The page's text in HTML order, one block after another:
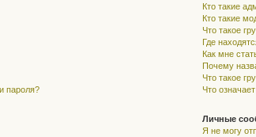
пароля?
Кто такие
Кто такие
Что такое
Где
Как мне
Почему
Что такое
Что
Личные
Я не могу